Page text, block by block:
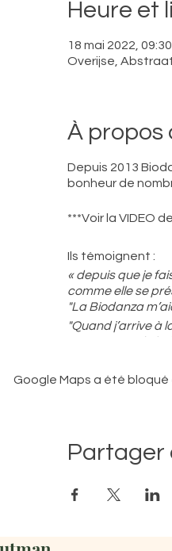
Heure et
18 mai 2022,
Overijse,
À propos
Depuis 2013
bonheur de
***Voir la VIDEO
Ils témoignent :
« depuis que je
comme elle se
"La Biodanza
"Quand j’arrive à
J’ai croisé un
Eh bien d’un
Chacun dans
Google Maps a été
Partager